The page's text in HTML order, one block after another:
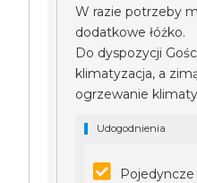
W razie potrzeby
dodatkowe łóżko.
Do dyspozycji
klimatyzacja, a
ogrzewanie
Udogodnienia
Pojedyncze